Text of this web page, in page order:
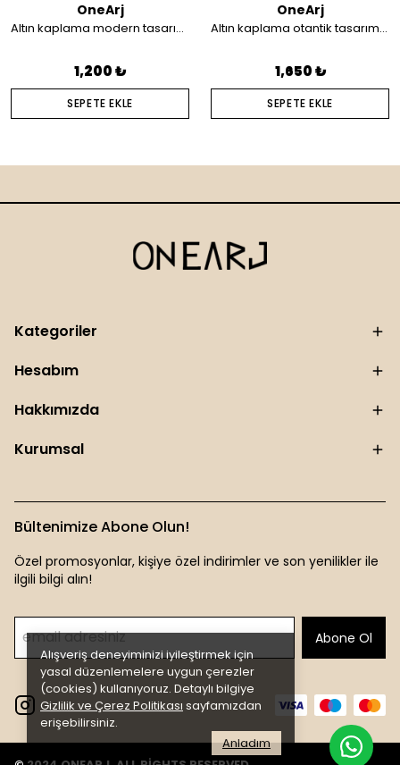
Alışveriş deneyiminizi iyileştirmek için
yasal düzenlemelere uygun çerezler
(cookies) kullanıyoruz. Detaylı bilgiye
Gizlilik ve Çerez Politikası sayfamızdan
erişebilirsiniz.
Anladım
OneArj
Altın kaplama modern tasarım küpe
1,200 ₺
SEPETE EKLE
OneArj
Altın kaplama otantik tasarım saç aksesuarı
1,650 ₺
SEPETE EKLE
Kategoriler
Hesabım
Hakkımızda
Kurumsal
Bültenimize Abone Olun!
Özel promosyonlar, kişiye özel indirimler ve son yenilikler ile
ilgili bilgi alın!
Abone Ol